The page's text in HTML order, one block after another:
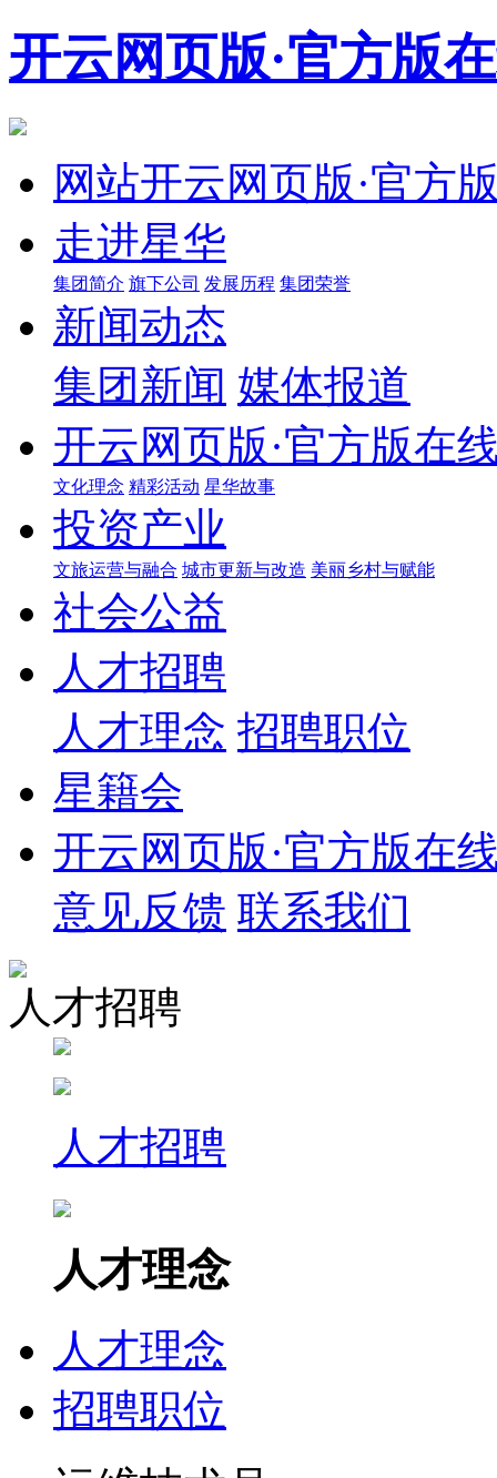
开云网页版·官方版
网站开云网页版·官方
走进星华
集团简介 旗下公司 发展历程 集团荣誉
新闻动态
集团新闻 媒体报道
开云网页版·官方版在
文化理念 精彩活动 星华故事
投资产业
文旅运营与融合 城市更新与改造 美丽乡村与赋能
社会公益
人才招聘
人才理念 招聘职位
星籍会
开云网页版·官方版在
意见反馈 联系我们
人才招聘
人才招聘
人才理念
人才理念
招聘职位